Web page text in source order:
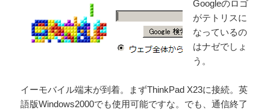
Googleのロゴ
がテトリスに
なっているの
はナゼでしょ
う。
イーモバイル端末が到着。まずThinkPad X23に接続。英
語版Windows2000でも使用可能ですな。でも、通信終了